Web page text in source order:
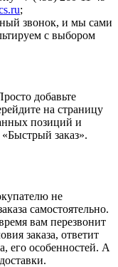
;
звонок, и мы сами
с выбором
добавьте
на страницу
позиций и
заказ».
не
самостоятельно.
вам перезвонит
заказа, ответит
его особенностей. А